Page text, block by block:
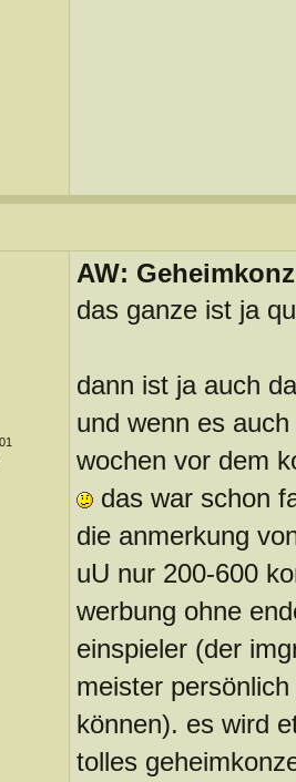
AW:
das ganze ist ja
dann ist ja auch
und wenn es
wochen vor dem
das war schon
die anmerkung
uU nur 200-600
werbung ohne
einspieler (der
meister
können). es wird
tolles